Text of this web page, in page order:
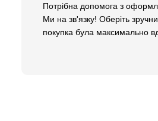
Потрібна допомога з
Ми на зв'язку! Оберіть
покупка була максимально